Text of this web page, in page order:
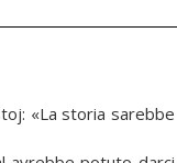
«La storia